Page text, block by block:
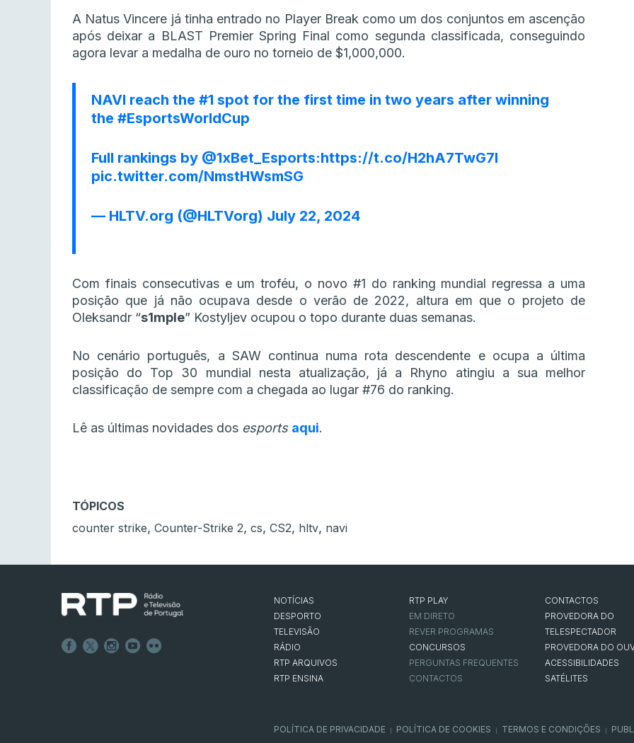
A Natus Vincere já tinha entrado no Player Break como um dos conjuntos em ascenção
após deixar a BLAST Premier Spring Final como segunda classificada, conseguindo
agora levar a medalha de ouro no torneio de $1,000,000.
NAVI reach the #1 spot for the first time in two years after winning
the #EsportsWorldCup
Full rankings by @1xBet_Esports:https://t.co/H2hA7TwG7l
pic.twitter.com/NmstHWsmSG
— HLTV.org (@HLTVorg) July 22, 2024
Com finais consecutivas e um troféu, o novo #1 do ranking mundial regressa a uma
posição que já não ocupava desde o verão de 2022, altura em que o projeto de
Oleksandr “s1mple” Kostyljev ocupou o topo durante duas semanas.
No cenário português, a SAW continua numa rota descendente e ocupa a última
posição do Top 30 mundial nesta atualização, já a Rhyno atingiu a sua melhor
classificação de sempre com a chegada ao lugar #76 do ranking.
Lê as últimas novidades dos esports aqui.
TÓPICOS
counter strike, Counter-Strike 2, cs, CS2, hltv, navi
NOTÍCIAS
DESPORTO
TELEVISÃO
RÁDIO
RTP ARQUIVOS
RTP ENSINA
RTP PLAY
EM DIRETO
REVER PROGRAMAS
CONCURSOS
PERGUNTAS FREQUENTES
CONTACTOS
CONTACTOS
PROVEDORA DO
TELESPECTADOR
PROVEDORA DO
ACESSIBILIDADES
SATÉLITES
POLÍTICA DE PRIVACIDADE POLÍTICA DE COOKIES TERMOS E CONDIÇÕES